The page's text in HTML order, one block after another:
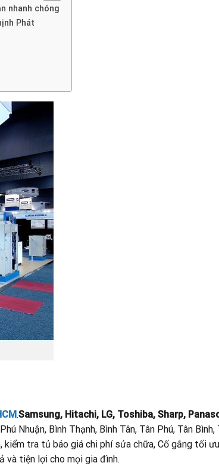
nhanh chóng
Phát
.Samsung, Hitachi, LG, Toshiba, Sharp,
Nhuận, Bình Thạnh, Bình Tân, Tân Phú, Tân
kiểm tra tủ báo giá chi phí sửa chữa, Cố gắng tối
và tiện lợi cho mọi gia đình.